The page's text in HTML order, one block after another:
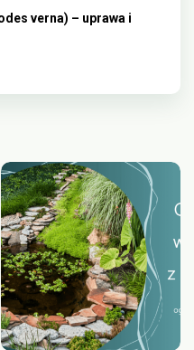
verna) – uprawa i